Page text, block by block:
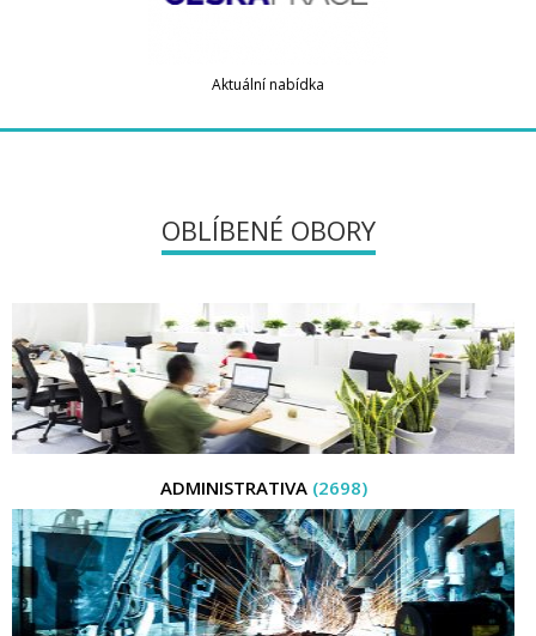
Aktuální nabídka
OBLÍBENÉ OBORY
ADMINISTRATIVA (2698)